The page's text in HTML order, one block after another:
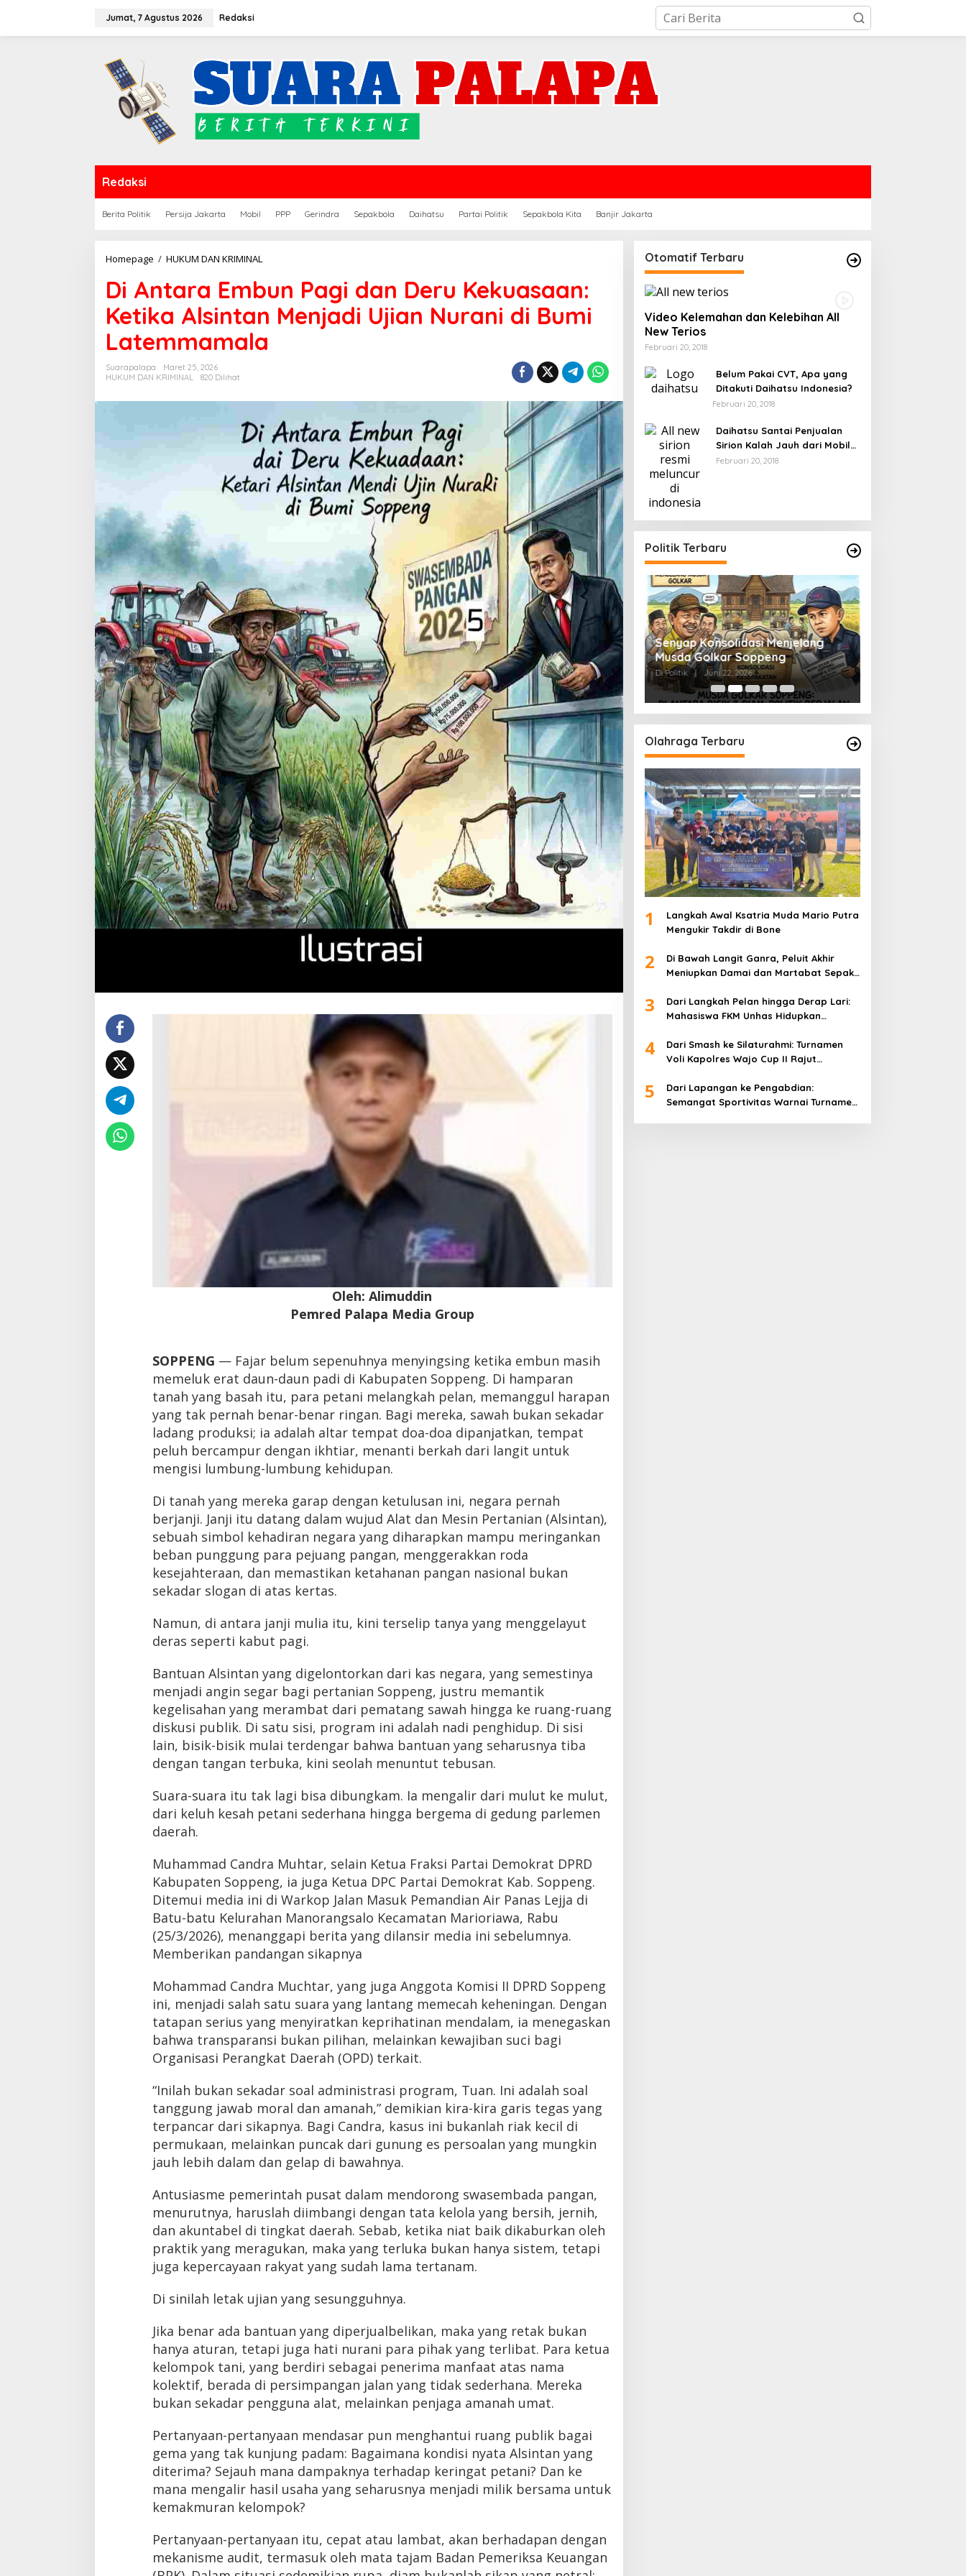
konten
Jumat, 7 Agustus 2026 Redaksi
Redaksi
Berita Politik Persija Jakarta Mobil PPP Gerindra Sepakbola Daihatsu Partai Politik Sepakbola Kita Banjir Jakarta
Homepage / HUKUM DAN KRIMINAL
Embun
Pagi
dan
Kekuasaan:
Ujian
di
Bumi
Latemmamala
Di Antara Embun Pagi dan Deru Kekuasaan:
Ketika Alsintan Menjadi Ujian Nurani di Bumi
Latemmamala
Suarapalapa
Maret 25, 2026
HUKUM DAN KRIMINAL
820 Dilihat
Oleh: Alimuddin
Pemred Palapa Media Group
SOPPENG — Fajar belum sepenuhnya menyingsing ketika embun masih
memeluk erat daun-daun padi di Kabupaten Soppeng. Di hamparan
tanah yang basah itu, para petani melangkah pelan, memanggul harapan
yang tak pernah benar-benar ringan. Bagi mereka, sawah bukan sekadar
ladang produksi; ia adalah altar tempat doa-doa dipanjatkan, tempat
peluh bercampur dengan ikhtiar, menanti berkah dari langit untuk
mengisi lumbung-lumbung kehidupan.
Di tanah yang mereka garap dengan ketulusan ini, negara pernah
berjanji. Janji itu datang dalam wujud Alat dan Mesin Pertanian (Alsintan),
sebuah simbol kehadiran negara yang diharapkan mampu meringankan
beban punggung para pejuang pangan, menggerakkan roda
kesejahteraan, dan memastikan ketahanan pangan nasional bukan
sekadar slogan di atas kertas.
Namun, di antara janji mulia itu, kini terselip tanya yang menggelayut
deras seperti kabut pagi.
Bantuan Alsintan yang digelontorkan dari kas negara, yang semestinya
menjadi angin segar bagi pertanian Soppeng, justru memantik
kegelisahan yang merambat dari pematang sawah hingga ke ruang-ruang
diskusi publik. Di satu sisi, program ini adalah nadi penghidup. Di sisi
lain, bisik-bisik mulai terdengar bahwa bantuan yang seharusnya tiba
dengan tangan terbuka, kini seolah menuntut tebusan.
Suara-suara itu tak lagi bisa dibungkam. Ia mengalir dari mulut ke mulut,
dari keluh kesah petani sederhana hingga bergema di gedung parlemen
daerah.
Muhammad Candra Muhtar, selain Ketua Fraksi Partai Demokrat DPRD
Kabupaten Soppeng, ia juga Ketua DPC Partai Demokrat Kab. Soppeng.
Ditemui media ini di Warkop Jalan Masuk Pemandian Air Panas Lejja di
Batu-batu Kelurahan Manorangsalo Kecamatan Marioriawa, Rabu
(25/3/2026), menanggapi berita yang dilansir media ini sebelumnya.
Memberikan pandangan sikapnya
Mohammad Candra Muchtar, yang juga Anggota Komisi II DPRD Soppeng
ini, menjadi salah satu suara yang lantang memecah keheningan. Dengan
tatapan serius yang menyiratkan keprihatinan mendalam, ia menegaskan
bahwa transparansi bukan pilihan, melainkan kewajiban suci bagi
Organisasi Perangkat Daerah (OPD) terkait.
“Inilah bukan sekadar soal administrasi program, Tuan. Ini adalah soal
tanggung jawab moral dan amanah,” demikian kira-kira garis tegas yang
terpancar dari sikapnya. Bagi Candra, kasus ini bukanlah riak kecil di
permukaan, melainkan puncak dari gunung es persoalan yang mungkin
jauh lebih dalam dan gelap di bawahnya.
Antusiasme pemerintah pusat dalam mendorong swasembada pangan,
menurutnya, haruslah diimbangi dengan tata kelola yang bersih, jernih,
dan akuntabel di tingkat daerah. Sebab, ketika niat baik dikaburkan oleh
praktik yang meragukan, maka yang terluka bukan hanya sistem, tetapi
juga kepercayaan rakyat yang sudah lama tertanam.
Di sinilah letak ujian yang sesungguhnya.
Jika benar ada bantuan yang diperjualbelikan, maka yang retak bukan
hanya aturan, tetapi juga hati nurani para pihak yang terlibat. Para ketua
kelompok tani, yang berdiri sebagai penerima manfaat atas nama
kolektif, berada di persimpangan jalan yang tidak sederhana. Mereka
bukan sekadar pengguna alat, melainkan penjaga amanah umat.
Pertanyaan-pertanyaan mendasar pun menghantui ruang publik bagai
gema yang tak kunjung padam: Bagaimana kondisi nyata Alsintan yang
diterima? Sejauh mana dampaknya terhadap keringat petani? Dan ke
mana mengalir hasil usaha yang seharusnya menjadi milik bersama untuk
kemakmuran kelompok?
Pertanyaan-pertanyaan itu, cepat atau lambat, akan berhadapan dengan
mekanisme audit, termasuk oleh mata tajam Badan Pemeriksa Keuangan
Otomatif Terbaru
Video Kelemahan dan Kelebihan All
New Terios
Februari 20, 2018
Belum Pakai CVT, Apa yang
Ditakuti Daihatsu Indonesia?
Februari 20, 2018
Daihatsu Santai Penjualan
Sirion Kalah Jauh dari Mobil
LCGC
Februari 20, 2018
Politik Terbaru
Menanti Penerus Beringin di Bumi
Latemmamala
Di Politik | Juni 22, 2026
Senyap Konsolidasi Menjelang
Musda Golkar Soppeng
Di Politik | Juni 22, 2026
Olahraga Terbaru
1
Langkah Awal Ksatria Muda Mario Putra
Mengukir Takdir di Bone
2
Di Bawah Langit Ganra, Peluit Akhir
Meniupkan Damai dan Martabat Sepak
3
Dari Langkah Pelan hingga Derap Lari:
Mahasiswa FKM Unhas Hidupkan
4
Dari Smash ke Silaturahmi: Turnamen
Voli Kapolres Wajo Cup II Rajut
80
5
Dari Lapangan ke Pengabdian:
Semangat Sportivitas Warnai Turnamen